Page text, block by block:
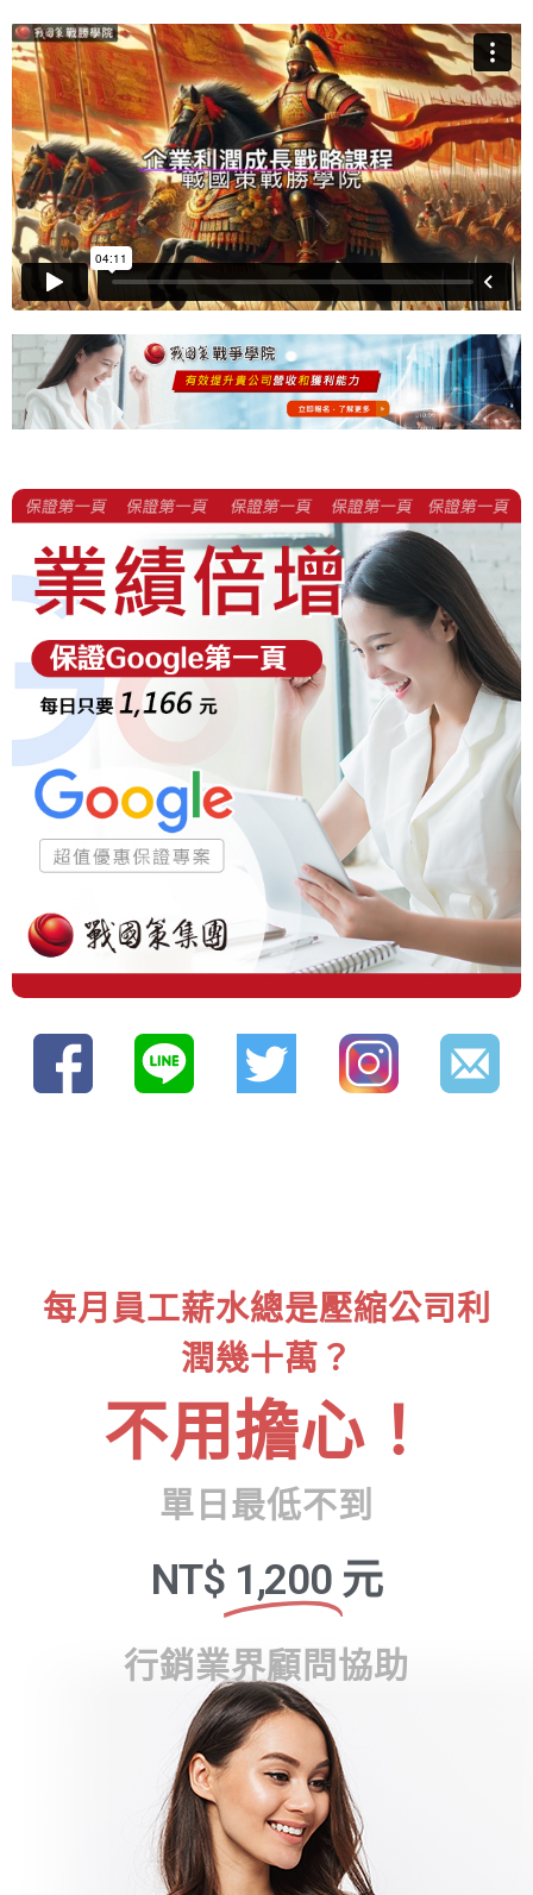
每月員工薪水總是壓縮公司利
潤幾十萬？
不用擔心！
單日最低不到
NT$ 1,200 元
行銷業界顧問協助